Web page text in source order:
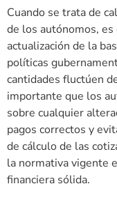
Cuando se trata de
de los autónomos,
actualización de la
políticas
cantidades fluctúen
importante que los
sobre cualquier
pagos correctos y
de cálculo de las
la normativa vigente
financiera sólida.